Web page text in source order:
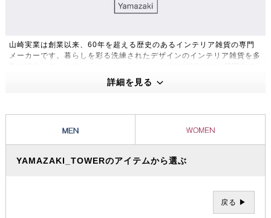
山崎実業は創業以来、60年を超える歴史のあるインテリア雑貨の専門
メーカーです。暮らしを彩る洗練されたデザインのインテリア雑貨を多
詳細を見る
YAMAZAKI_TOWERのアイテムから選ぶ
戻る ▶